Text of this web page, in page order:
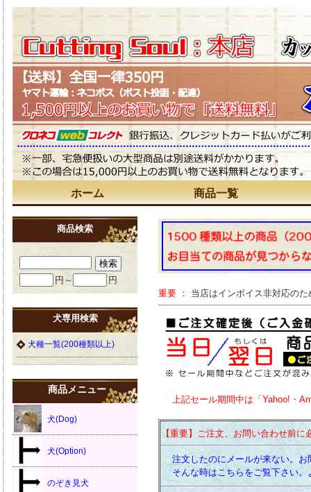
ホーム 商品一覧
重要 ： 当店はインボイス非対応の
上記セール期間中は「Yahoo!・
【重要】ご注文、お問い合わせ前に
注文したのにメールが来ない。お
そんな時はこちらをご覧下さい。
商品検索
円～ 円
犬専用検索
犬種一覧(200種類以上)
商品メニュー
犬(Dog)
犬(Option)
のぞき見犬